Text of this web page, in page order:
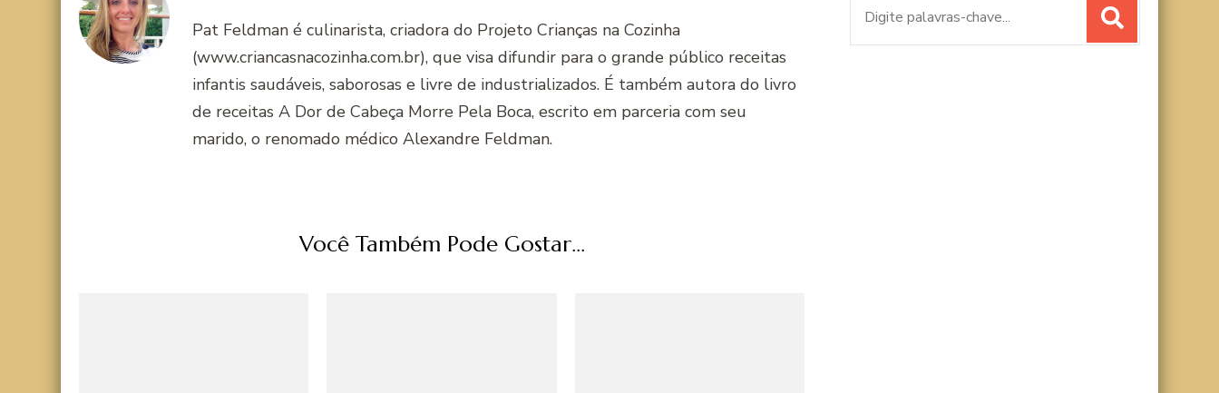
Pat Feldman é culinarista, criadora do Projeto Crianças na Cozinha
(www.criancasnacozinha.com.br), que visa difundir para o grande público receitas
infantis saudáveis, saborosas e livre de industrializados. É também autora do livro
de receitas A Dor de Cabeça Morre Pela Boca, escrito em parceria com seu
marido, o renomado médico Alexandre Feldman.
Você Também Pode Gostar...